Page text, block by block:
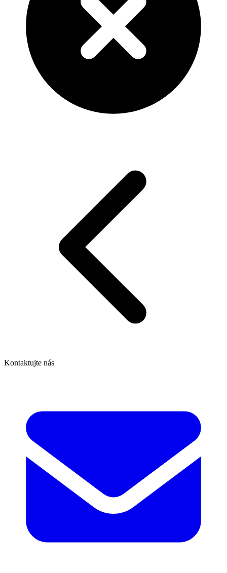
Kontaktujte nás